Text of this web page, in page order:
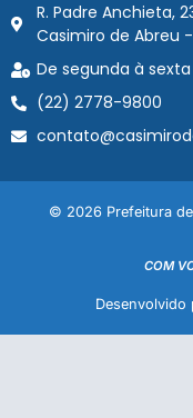
R. Padre Anchieta,
Casimiro de Abreu
De segunda à sexta
(22) 2778-9800
© 2026 Prefeitura
COM
Desenvolvido